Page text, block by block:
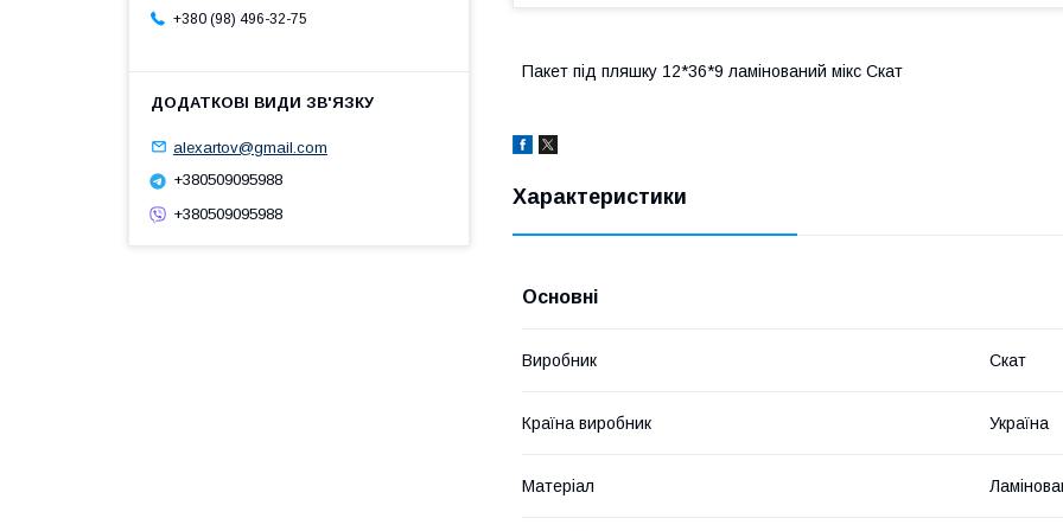
Пакет під пляшку 12*36*9 ламінований мікс Скат
Характеристики
Основні
Виробник Скат
Країна виробник Україна
Матеріал
+380 (98) 496-32-75
alexartov@gmail.com
+380509095988
+380509095988